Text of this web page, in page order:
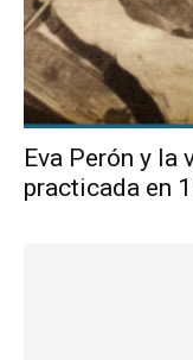
Eva Perón y la
practicada en